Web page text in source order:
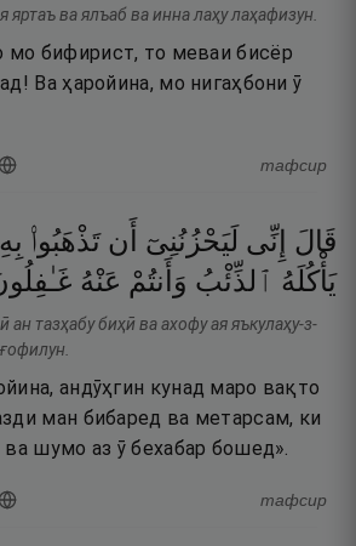
яртаъ ва ялъаб ва инна лаҳу лаҳафизун.
бифирист, то меваи бисёр
Ва ҳаройина, мо нигаҳбони ӯ
тафсир
قَالَ إِنِّى لَيَحْزُنُنِىٓ أَن تَذْهَبُوا۟
يَأْكُلَهُ ٱلذِّئْبُ وَأَنتُمْ عَنْهُ
ан тазҳабу биҳӣ ва ахофу ая яъкулаҳу-з-
андӯҳгин кунад маро вақто
ман бибаред ва метарсам, ки
ва шумо аз ӯ бехабар бошед».
тафсир